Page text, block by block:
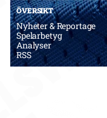
ÖVERSIKT
Nyheter & Reportage
Spelarbetyg
Analyser
RSS